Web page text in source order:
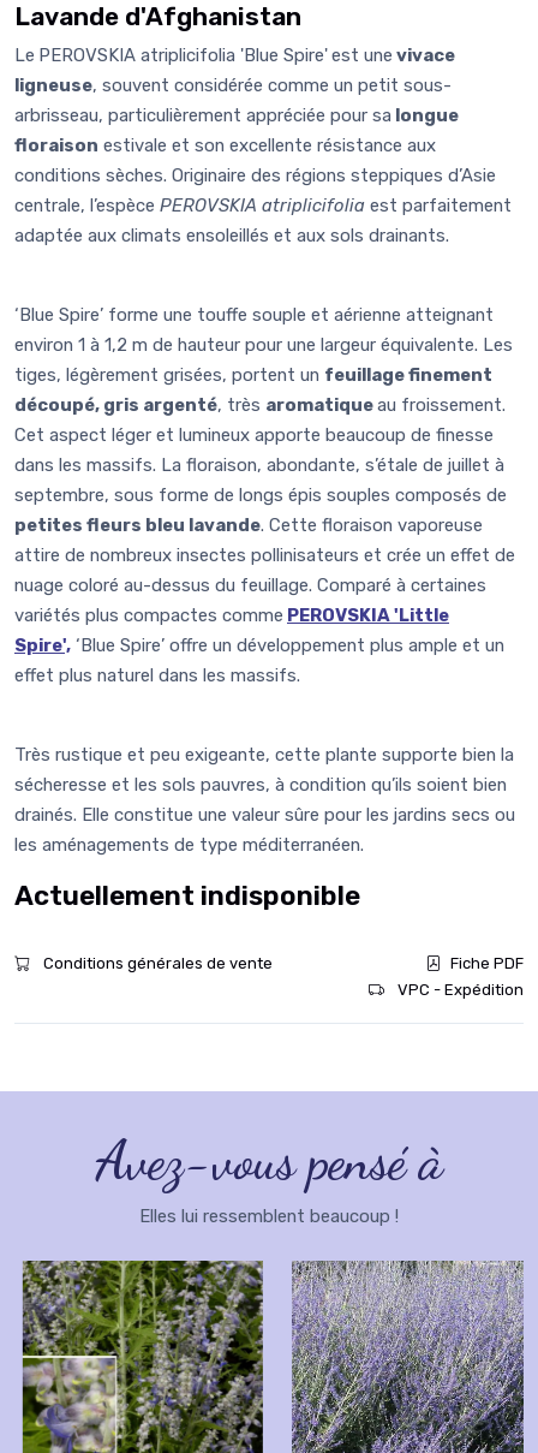
Lavande d'Afghanistan
Le PEROVSKIA atriplicifolia 'Blue Spire'est une vivace
ligneuse, souvent considérée comme un petit sous-
arbrisseau, particulièrement appréciée pour sa longue
floraison estivale et son excellente résistance aux
conditions sèches. Originaire des régions steppiques d’Asie
centrale, l’espèce PEROVSKIA atriplicifolia est parfaitement
adaptée aux climats ensoleillés et aux sols drainants.
‘Blue Spire’ forme une touffe souple et aérienne atteignant
environ 1 à 1,2 m de hauteur pour une largeur équivalente. Les
tiges, légèrement grisées, portent un feuillage finement
découpé, gris argenté, très aromatiqueau froissement.
Cet aspect léger et lumineux apporte beaucoup de finesse
dans les massifs. La floraison, abondante, s’étale de juillet à
septembre, sous forme de longs épis souples composés de
petites fleurs bleu lavande. Cette floraison vaporeuse
attire de nombreux insectes pollinisateurs et crée un effet de
nuage coloré au-dessus du feuillage. Comparé à certaines
variétés plus compactes comme PEROVSKIA 'Little
Spire', ‘Blue Spire’ offre un développement plus ample et un
effet plus naturel dans les massifs.
Très rustique et peu exigeante, cette plante supporte bien la
sécheresse et les sols pauvres, à condition qu’ils soient bien
drainés. Elle constitue une valeur sûre pour les jardins secs ou
les aménagements de type méditerranéen.
Actuellement indisponible
Conditions générales de vente
Fiche PDF
VPC - Expédition
Avez-vous pensé à
Elles lui ressemblent beaucoup !